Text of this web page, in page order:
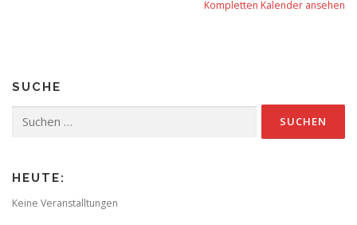
Kompletten Kalender ansehen
SUCHE
nach:
HEUTE:
Keine Veranstalltungen